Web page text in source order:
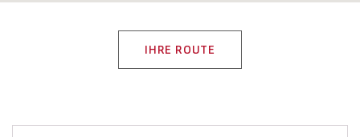
IHRE ROUTE